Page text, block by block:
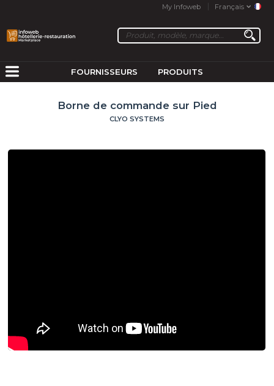
My Infoweb Français
FOURNISSEURS PRODUITS
Borne de commande sur Pied
CLYO SYSTEMS